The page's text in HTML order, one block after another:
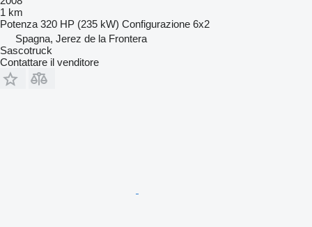
1 km
Potenza 320 HP (235 kW) Configurazione 6x2
Spagna, Jerez de la Frontera
Sascotruck
Contattare il venditore